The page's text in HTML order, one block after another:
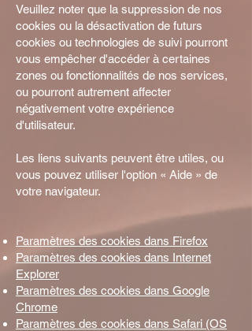
Veuillez noter que la suppression de nos
cookies ou la désactivation de futurs
cookies ou technologies de suivi pourront
vous empêcher d'accéder à certaines
zones ou fonctionnalités de nos services,
ou pourront autrement affecter
négativement votre expérience
d'utilisateur.
Les liens suivants peuvent être utiles, ou
vous pouvez utiliser l'option « Aide » de
votre navigateur.
Paramètres des cookies dans Firefox
Paramètres des cookies dans Internet
Explorer
Paramètres des cookies dans Google
Chrome
Paramètres des cookies dans Safari (OS